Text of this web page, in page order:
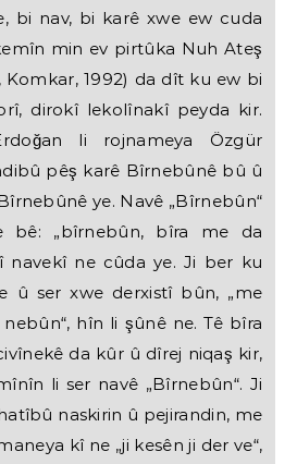
bi nav, bi karê xwe ew cuda
min ev pirtûka Nuh Ateş
1992) da dît ku ew bi
dirokî lekolînakî peyda kir.
li rojnameya Özgür
pêş karê Bîrnebûnê bû û
ye. Navê „Bîrnebûn“
„bîrnebûn, bîra me da
navekî ne cûda ye. Ji ber ku
û ser xwe derxistî bûn, „me
hîn li şûnê ne. Tê bîra
da kûr û dîrej niqaş kir,
li ser navê „Bîrnebûn“. Ji
naskirin û pejirandin, me
kî ne „ji kesên ji der ve“,